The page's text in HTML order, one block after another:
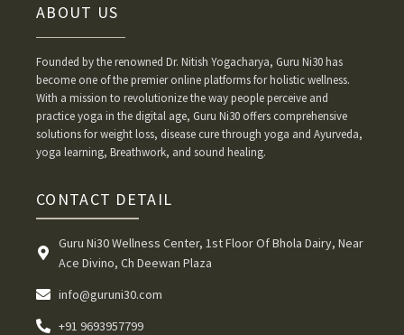
ABOUT US
Founded by the renowned Dr. Nitish Yogacharya, Guru Ni30 has
become one of the premier online platforms for holistic wellness.
With a mission to revolutionize the way people perceive and
practice yoga in the digital age, Guru Ni30 offers comprehensive
solutions for weight loss, disease cure through yoga and Ayurveda,
yoga learning, Breathwork, and sound healing.
CONTACT DETAIL
Guru Ni30 Wellness Center, 1st Floor Of Bhola Dairy, Near
Ace Divino, Ch Deewan Plaza
info@guruni30.com
+91 9693957799